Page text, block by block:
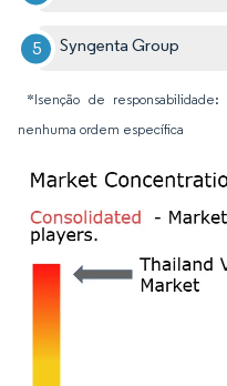
Syngenta Group
*Isenção de responsabilidade:
nenhuma ordem específica